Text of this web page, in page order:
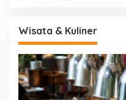
Wisata & Kuliner